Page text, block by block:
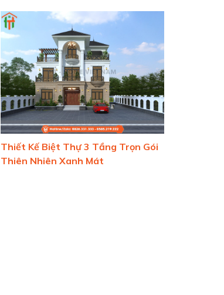
Thiết Kế Biệt Thự 3 Tầng Trọn Gói
Thiên Nhiên Xanh Mát